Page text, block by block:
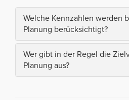
Welche Kennzahlen werden
Planung berücksichtigt?
Wer gibt in der Regel die
Planung aus?